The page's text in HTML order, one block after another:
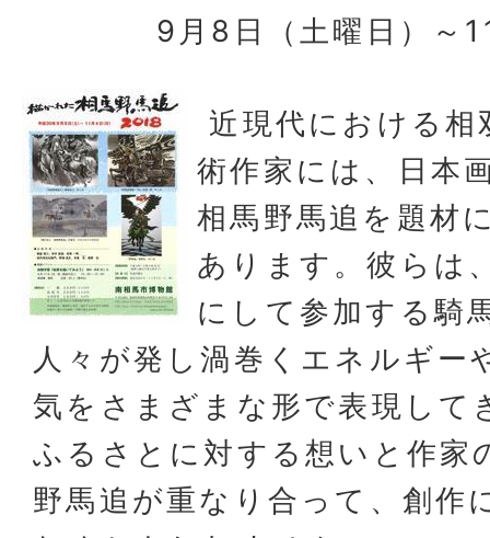
9月8日（土曜日）～
近現代における
術作家には、日本
相馬野馬追を題材
あります。彼らは
にして参加する騎
人々が発し渦巻くエネルギー
気をさまざまな形で表現して
ふるさとに対する想いと作家
野馬追が重なり合って、創作